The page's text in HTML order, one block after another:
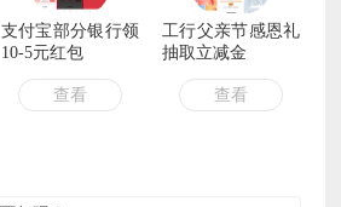
支付宝部分银行领
10-5元红包
查看
工行父亲节感恩礼
抽取立减金
查看